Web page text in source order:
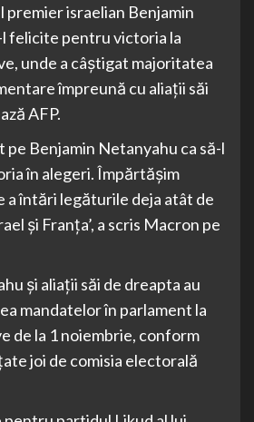
premier israelian Benjamin
l felicite pentru victoria la
unde a câştigat majoritatea
împreună cu aliaţii săi
AFP.
pe Benjamin Netanyahu ca să-l
în alegeri. Împărtăşim
a întări legăturile deja atât de
şi Franţa’, a scris Macron pe
şi aliaţii săi de dreapta au
mandatelor în parlament la
de la 1 noiembrie, conform
joi de comisia electorală